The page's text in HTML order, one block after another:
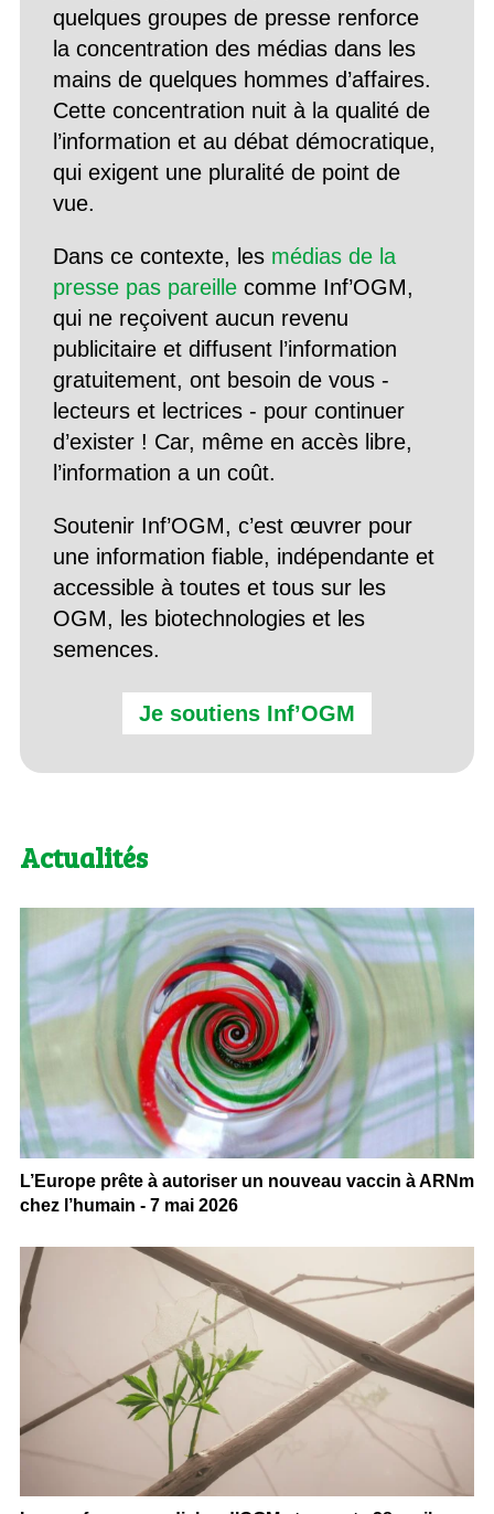
quelques groupes de presse renforce
la concentration des médias dans les
mains de quelques hommes d’affaires.
Cette concentration nuit à la qualité de
l’information et au débat démocratique,
qui exigent une pluralité de point de
vue.
Dans ce contexte, les médias de la
presse pas pareillecomme Inf’OGM,
qui ne reçoivent aucun revenu
publicitaire et diffusent l’information
gratuitement, ont besoin de vous -
lecteurs et lectrices - pour continuer
d’exister ! Car, même en accès libre,
l’information a un coût.
Soutenir Inf’OGM, c’est œuvrer pour
une information fiable, indépendante et
accessible à toutes et tous sur les
OGM, les biotechnologies et les
semences.
Je soutiens Inf’OGM
Actualités
L’Europe prête à autoriser un nouveau vaccin à ARNm
chez l’humain - 7 mai 2026